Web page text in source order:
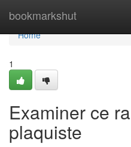
bookmarkshut
Home
Home
1
Examiner ce
plaquiste